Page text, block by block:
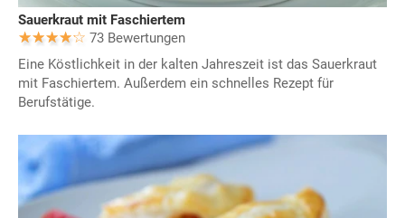
Sauerkraut mit Faschiertem
73 Bewertungen
Eine Köstlichkeit in der kalten Jahreszeit ist das Sauerkraut
mit Faschiertem. Außerdem ein schnelles Rezept für
Berufstätige.